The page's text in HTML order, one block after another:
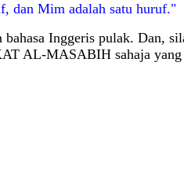
dan Mim adalah satu huruf."
Inggeris pulak. Dan,
AL-MASABIH sahaja